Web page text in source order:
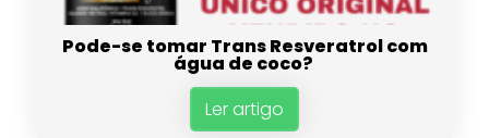
Pode-se tomar Trans Resveratrol com
água de coco?
Ler artigo